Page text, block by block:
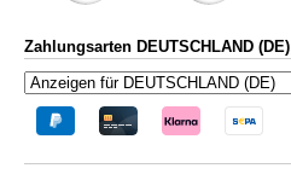
Zahlungsarten DEUTSCHLAND (DE)